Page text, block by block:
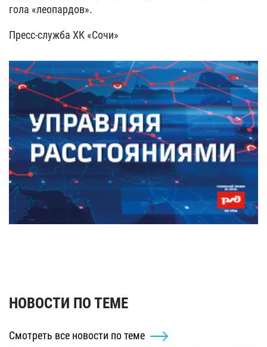
гола «леопардов».
Пресс-служба ХК «Сочи»
НОВОСТИ ПО ТЕМЕ
Смотреть все новости по теме